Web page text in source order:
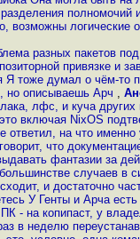
полномочий
возможны логические
разных пакетов
привязке и
Я тоже думал о чём-то
но описываешь Арч ,
лфс, и куча
включая NixOS
ответил, на что
что
фантазии за
случаев в
и достаточно
У Генты и Арча
- на копипаст, у
в неделю